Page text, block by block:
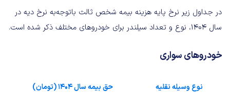
در جداول زیر نرخ پایه هزینه بیمه شخص ثالث باتوجه‌به نرخ دیه در
سال ۱۴۰۴، نوع و تعداد سیلندر برای خودروهای مختلف ذکر شده است.
خودروهای سواری
نوع وسیله نقلیه حق بیمه سال ۱۴۰۴ (تومان)